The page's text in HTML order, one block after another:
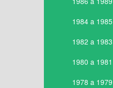
1984 a 1985
1982 a 1983
1980 a 1981
1978 a 1979